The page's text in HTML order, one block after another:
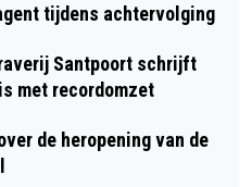
tijdens achtervolging
Santpoort schrijft
met recordomzet
de heropening van de